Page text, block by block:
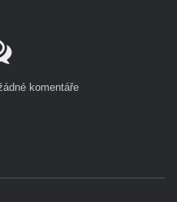
komentáře